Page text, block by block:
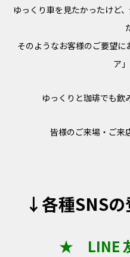
ゆっくり車を見たかったけど
そのようなお客様のご要望に
ア
ゆっくりと珈琲でも飲
皆様のご来場・ご来
↓各種SNS
★ LINE